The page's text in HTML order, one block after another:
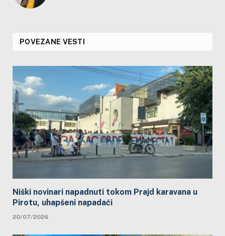
POVEZANE VESTI
Niški novinari napadnuti tokom Prajd karavana u
Pirotu, uhapšeni napadači
20/07/2026